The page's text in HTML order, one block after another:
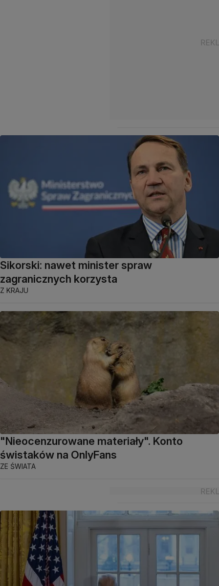
Sikorski: nawet minister spraw
zagranicznych korzysta
Z KRAJU
"Nieocenzurowane materiały". Konto
świstaków na OnlyFans
ZE ŚWIATA